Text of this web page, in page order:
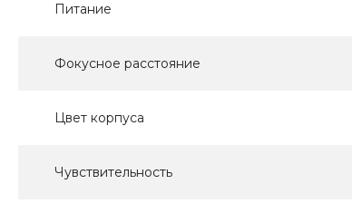
Питание
Фокусное расстояние
Цвет корпуса
Чувствительность